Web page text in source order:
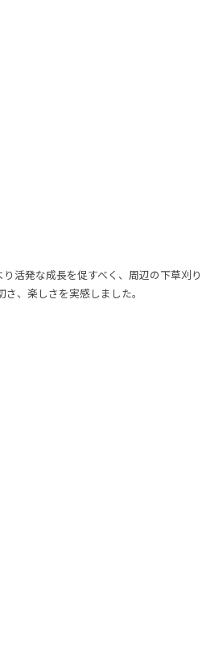
活発な成長を促すべく、周辺の下草刈
、楽しさを実感しました。